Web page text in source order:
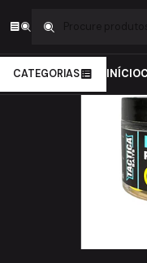
CATEGORIAS INÍCIO